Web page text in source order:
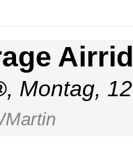
, Montag,